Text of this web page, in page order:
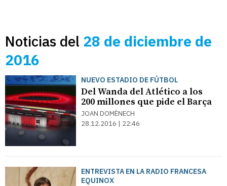
Noticias del 28 de diciembre de
2016
NUEVO ESTADIO DE FÚTBOL
Del Wanda del Atlético a los
200 millones que pide el Barça
JOAN DOMÈNECH
28.12.2016 | 22:46
ENTREVISTA EN LA RADIO FRANCESA
EQUINOX